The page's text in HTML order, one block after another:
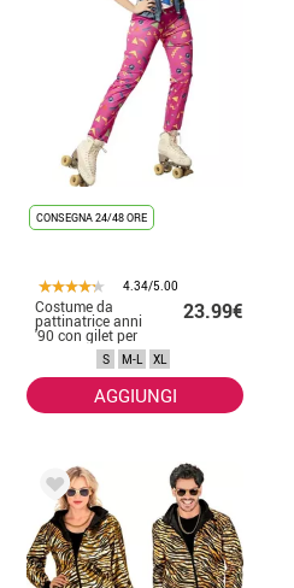
CONSEGNA 24/48 ORE
4.34/5.00
Costume da
pattinatrice anni
'90 con gilet per
23.99€
S M-L XL
AGGIUNGI